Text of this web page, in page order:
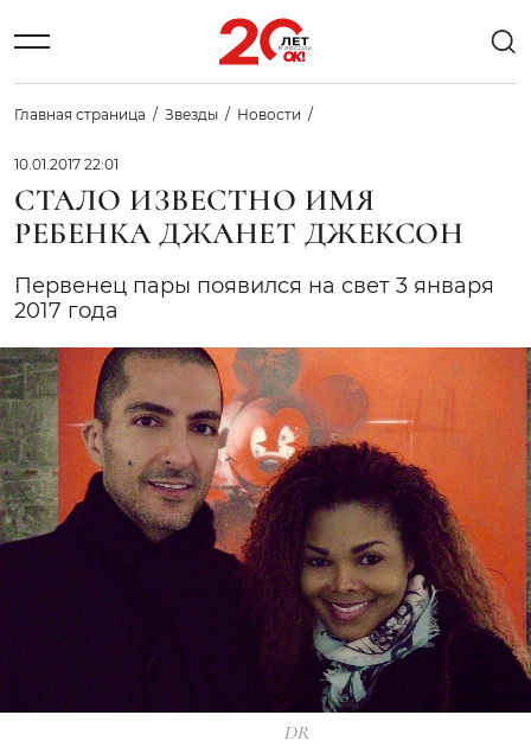
Главная страница Звезды Новости
10.01.2017 22:01
СТАЛО ИЗВЕСТНО ИМЯ
РЕБЕНКА ДЖАНЕТ ДЖЕКСОН
Первенец пары появился на свет 3 января
2017 года
DR